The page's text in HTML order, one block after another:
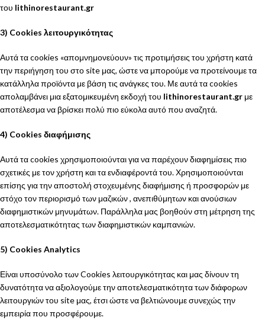
του lithinorestaurant.gr
3) Cookies λειτουργικότητας
Αυτά τα cookies «απομνημονεύουν» τις προτιμήσεις του χρήστη κατά
την περιήγηση του στο site μας, ώστε να μπορούμε να προτείνουμε τα
κατάλληλα προϊόντα με βάση τις ανάγκες του. Με αυτά τα cookies
απολαμβάνει μια εξατομικευμένη εκδοχή του lithinorestaurant.gr με
αποτέλεσμα να βρίσκει πολύ πιο εύκολα αυτό που αναζητά.
4) Cookies διαφήμισης
Αυτά τα cookies χρησιμοποιούνται για να παρέχουν διαφημίσεις πιο
σχετικές με τον χρήστη και τα ενδιαφέροντά του. Χρησιμοποιούνται
επίσης για την αποστολή στοχευμένης διαφήμισης ή προσφορών με
στόχο τον περιορισμό των μαζικών , ανεπιθύμητων και ανούσιων
διαφημιστικών μηνυμάτων. Παράλληλα μας βοηθούν στη μέτρηση της
αποτελεσματικότητας των διαφημιστικών καμπανιών.
5) Cookies Analytics
Είναι υποσύνολο των Cookies λειτουργικότητας και μας δίνουν τη
δυνατότητα να αξιολογούμε την αποτελεσματικότητα των διάφορων
λειτουργιών του site μας, έτσι ώστε να βελτιώνουμε συνεχώς την
εμπειρία που προσφέρουμε.